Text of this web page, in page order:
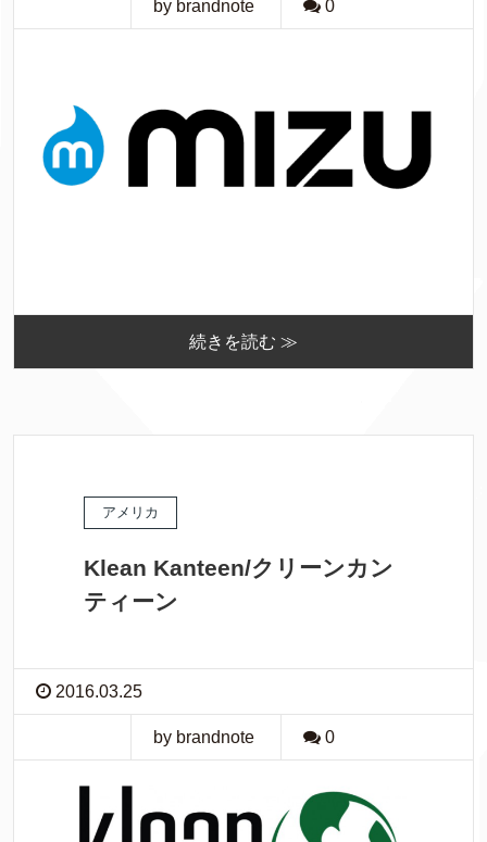
by brandnote 0
続きを読む ≫
アメリカ
Klean Kanteen/クリーンカン
ティーン
2016.03.25
by brandnote 0